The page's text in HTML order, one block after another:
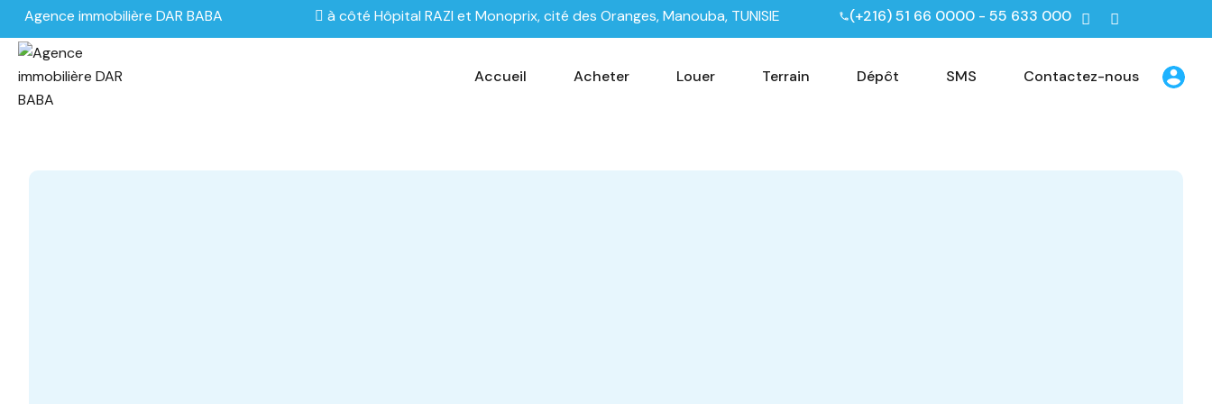
Agence immobilière DAR BABA à côté Hôpital RAZI et Monoprix, cité des Oranges, Manouba, TUNISIE (+216) 51 66 0000 - 55 633 000
Accueil Acheter Louer Terrain Dépôt SMS Contactez-nous